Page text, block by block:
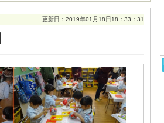
更新日：2019年01月18日18：33：31